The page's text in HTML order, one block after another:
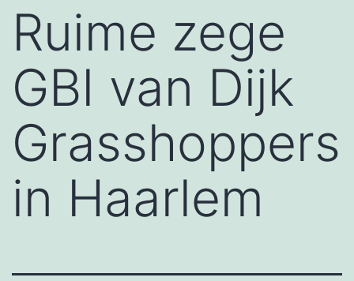
Ruime zege
GBI van Dijk
Grasshoppers
in Haarlem